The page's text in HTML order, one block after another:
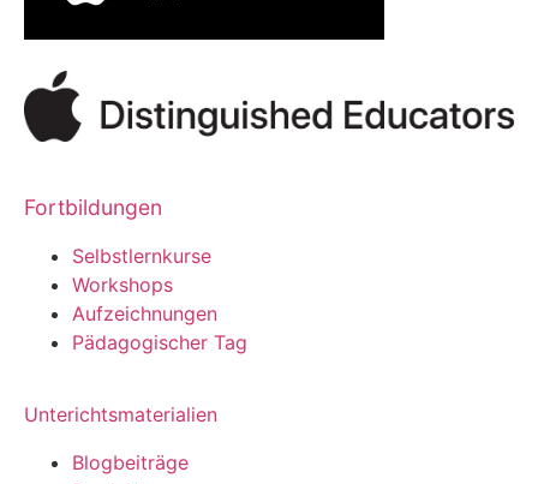
Fortbildungen
Selbstlernkurse
Workshops
Aufzeichnungen
Pädagogischer Tag
Unterichtsmaterialien
Blogbeiträge